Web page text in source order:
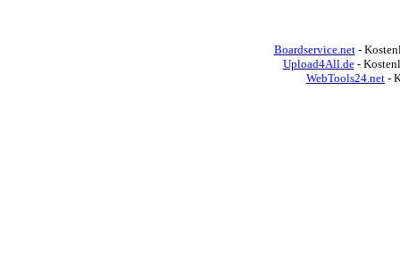
Boardservice.net-
Upload4All.de-
WebTools24.net -